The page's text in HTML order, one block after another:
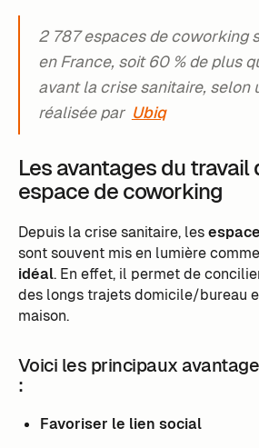
2 787 espaces de coworking
en France, soit 60 % de plus
avant la crise sanitaire, selon
réalisée par Ubiq
Les avantages du travail
espace de coworking
Depuis la crise sanitaire, les
sont souvent mis en lumière
idéal. En effet, il permet de
des longs trajets domicile/bureau
maison.
Voici les principaux
:
Favoriser le lien social